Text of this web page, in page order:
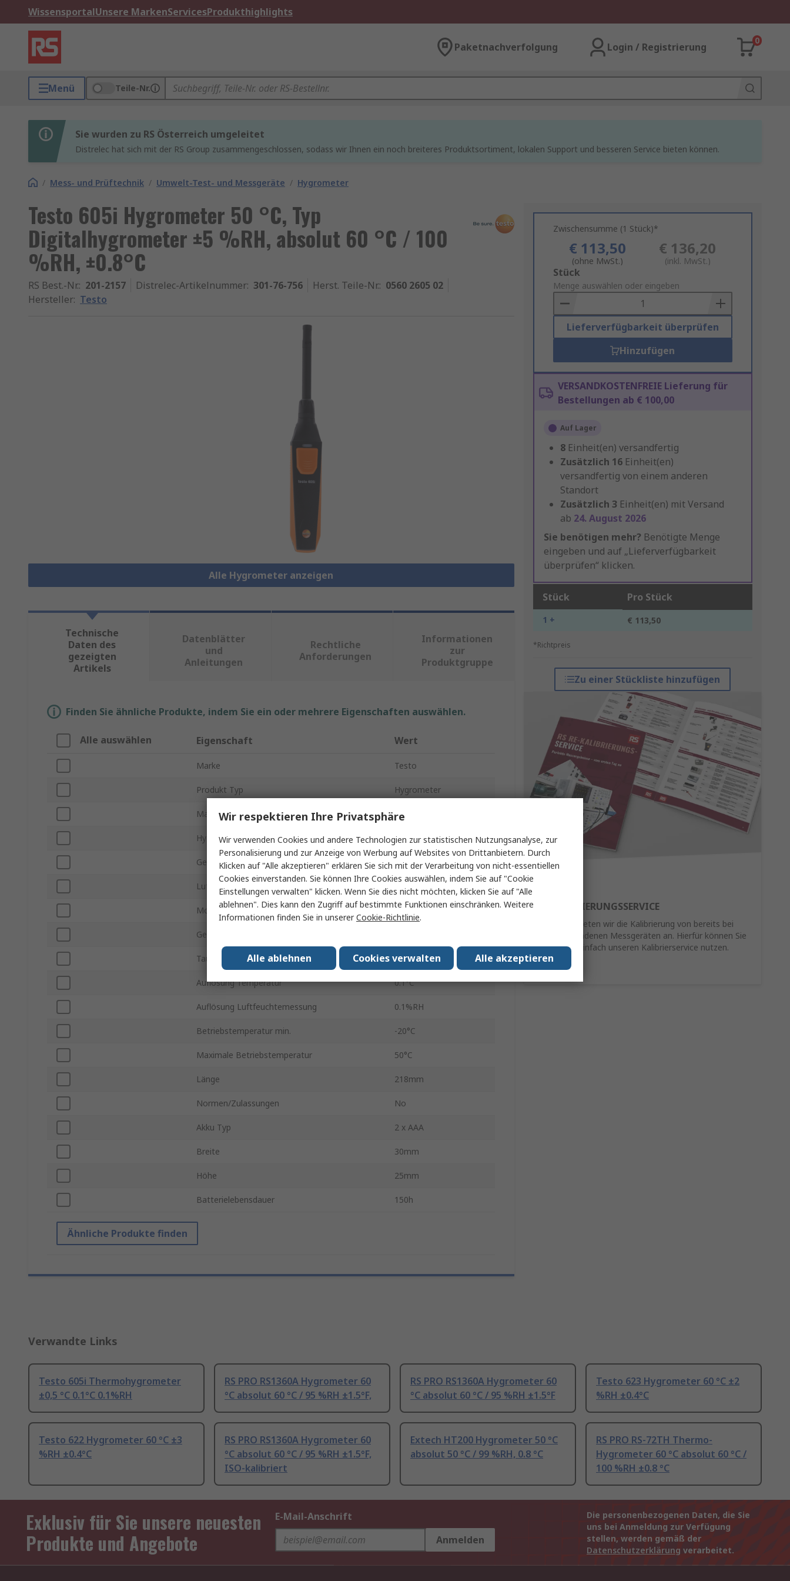
WissensportalUnsere MarkenServicesProdukthighlights
Paketnachverfolgung Login / Registrierung
0
Menü Teile-Nr.
Sie wurden zu RS Österreich umgeleitet
Distrelec hat sich mit der RS Group zusammengeschlossen, sodass wir Ihnen ein noch breiteres Produktsortiment, lokalen Support und besseren Service bieten können.
/ Mess- und Prüftechnik / Umwelt-Test- und Messgeräte / Hygrometer
Testo 605i Hygrometer 50 °C, Typ
Digitalhygrometer ±5 %RH, absolut 60 °C / 100
%RH, ±0.8°C
RS Best.-Nr.: 201-2157 Distrelec-Artikelnummer: 301-76-756 Herst. Teile-Nr.: 0560 2605 02
Hersteller: Testo
Alle Hygrometer anzeigen
Zwischensumme (1 Stück)*
€ 113,50
(ohne MwSt.)
€ 136,20
(inkl. MwSt.)
Add
to
Basket
Stück
Menge auswählen oder eingeben
Lieferverfügbarkeit überprüfen
Hinzufügen
VERSANDKOSTENFREIE Lieferung für
Bestellungen ab € 100,00
Auf Lager
8 Einheit(en) versandfertig
Zusätzlich 16 Einheit(en)
versandfertig von einem anderen
Standort
Zusätzlich 3 Einheit(en) mit Versand
ab 24. August 2026
Sie benötigen mehr? Benötigte Menge
eingeben und auf „Lieferverfügbarkeit
überprüfen“ klicken.
Stück Pro Stück
1 + € 113,50
*Richtpreis
Zu einer Stückliste hinzufügen
RE-KALIBRIERUNGSSERVICE
Als Service bieten wir die Kalibrierung von bereits bei
Ihnen vorhandenen Messgeräten an. Hierfür können Sie
schnell und einfach unseren Kalibrierservice nutzen.
Mehr Infos
Technische
Daten des
gezeigten
Artikels
Datenblätter
und
Anleitungen
Rechtliche
Anforderungen
Informationen
zur
Produktgruppe
Finden Sie ähnliche Produkte, indem Sie ein oder mehrere Eigenschaften auswählen.
Alle auswählen Eigenschaft Wert
Marke Testo
Produkt Typ Hygrometer
Maximale Temperaturmessung 60°C
Hygrometertyp Digitalhygrometer
Genauigkeit der Temperaturmessung ±0.8°C
Luftfeuchtigkeitsmessung max. 100%RH
Modellnummer 605i
Genauigkeit der Luftfeuchtemessung
Taupunktmessung Ja
Auflösung Temperatur 0.1°C
Auflösung Luftfeuchtemessung 0.1%RH
Betriebstemperatur min. -20°C
Maximale Betriebstemperatur 50°C
Länge 218mm
Normen/Zulassungen No
Akku Typ 2 x AAA
Breite 30mm
Höhe 25mm
Batterielebensdauer 150h
Ähnliche Produkte finden
Verwandte Links
Testo 605i Thermohygrometer
±0,5 °C 0.1°C 0.1%RH
RS PRO RS1360A Hygrometer 60
°C absolut 60 °C / 95 %RH ±1.5°F,
RS PRO RS1360A Hygrometer 60
°C absolut 60 °C / 95 %RH ±1.5°F
Testo 623 Hygrometer 60 °C ±2
%RH ±0.4°C
Testo 622 Hygrometer 60 °C ±3
%RH ±0.4°C
RS PRO RS1360A Hygrometer 60
°C absolut 60 °C / 95 %RH ±1.5°F,
ISO-kalibriert
Extech HT200 Hygrometer 50 °C
absolut 50 °C / 99 %RH, 0.8 °C
RS PRO RS-72TH Thermo-
Hygrometer 60 °C absolut 60 °C /
100 %RH ±0.8 °C
Exklusiv für Sie unsere neuesten
Produkte und Angebote
E-Mail-Anschrift
Anmelden
Die personenbezogenen Daten, die Sie
uns bei Anmeldung zur Verfügung
stellen, werden gemäß der
Datenschutzerklärung verarbeitet.
Wir respektieren Ihre Privatsphäre
Wir verwenden Cookies und andere Technologien zur statistischen Nutzungsanalyse, zur
Personalisierung und zur Anzeige von Werbung auf Websites von Drittanbietern. Durch
Klicken auf "Alle akzeptieren" erklären Sie sich mit der Verarbeitung von nicht-essentiellen
Cookies einverstanden. Sie können Ihre Cookies auswählen, indem Sie auf "Cookie
Einstellungen verwalten" klicken. Wenn Sie dies nicht möchten, klicken Sie auf "Alle
ablehnen". Dies kann den Zugriff auf bestimmte Funktionen einschränken. Weitere
Informationen finden Sie in unsererCookie-Richtlinie.
Alle akzeptieren
Cookies verwalten
Alle ablehnen